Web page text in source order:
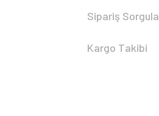
Sipariş Sorgula
Kargo Takibi